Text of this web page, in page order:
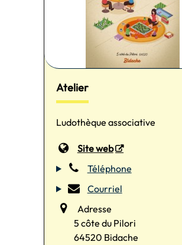
Atelier
Ludothèque associative
Site web
Téléphone
Courriel
Adresse
5 côte du Pilori
64520 Bidache